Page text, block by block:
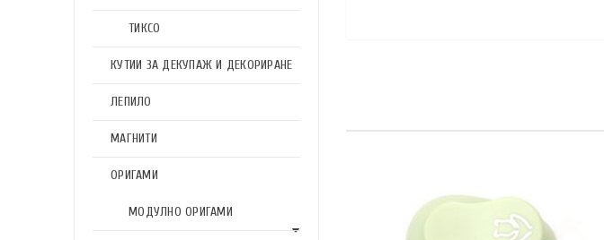
ТИКСО
КУТИИ ЗА ДЕКУПАЖ И ДЕКОРИРАНЕ
ЛЕПИЛО
МАГНИТИ
ОРИГАМИ
МОДУЛНО ОРИГАМИ